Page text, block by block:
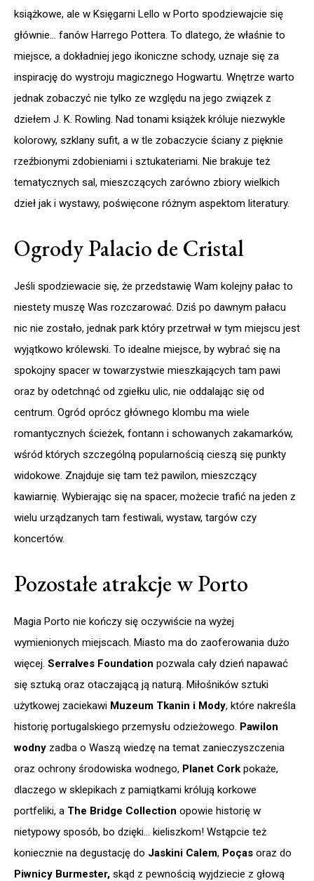
książkowe, ale w Księgarni Lello w Porto spodziewajcie się
głównie… fanów Harrego Pottera. To dlatego, że właśnie to
miejsce, a dokładniej jego ikoniczne schody, uznaje się za
inspirację do wystroju magicznego Hogwartu. Wnętrze warto
jednak zobaczyć nie tylko ze względu na jego związek z
dziełem J. K. Rowling. Nad tonami książek króluje niezwykle
kolorowy, szklany sufit, a w tle zobaczycie ściany z pięknie
rzeźbionymi zdobieniami i sztukateriami. Nie brakuje też
tematycznych sal, mieszczących zarówno zbiory wielkich
dzieł jak i wystawy, poświęcone różnym aspektom literatury.
Ogrody Palacio de Cristal
Jeśli spodziewacie się, że przedstawię Wam kolejny pałac to
niestety muszę Was rozczarować. Dziś po dawnym pałacu
nic nie zostało, jednak park który przetrwał w tym miejscu jest
wyjątkowo królewski. To idealne miejsce, by wybrać się na
spokojny spacer w towarzystwie mieszkających tam pawi
oraz by odetchnąć od zgiełku ulic, nie oddalając się od
centrum. Ogród oprócz głównego klombu ma wiele
romantycznych ścieżek, fontann i schowanych zakamarków,
wśród których szczególną popularnością cieszą się punkty
widokowe. Znajduje się tam też pawilon, mieszczący
kawiarnię. Wybierając się na spacer, możecie trafić na jeden z
wielu urządzanych tam festiwali, wystaw, targów czy
koncertów.
Pozostałe atrakcje w Porto
Magia Porto nie kończy się oczywiście na wyżej
wymienionych miejscach. Miasto ma do zaoferowania dużo
więcej. Serralves Foundation pozwala cały dzień napawać
się sztuką oraz otaczającą ją naturą. Miłośników sztuki
użytkowej zaciekawi Muzeum Tkanin i Mody, które nakreśla
historię portugalskiego przemysłu odzieżowego. Pawilon
wodny zadba o Waszą wiedzę na temat zanieczyszczenia
oraz ochrony środowiska wodnego, Planet Cork pokaże,
dlaczego w sklepikach z pamiątkami królują korkowe
portfeliki, a The Bridge Collection opowie historię w
nietypowy sposób, bo dzięki… kieliszkom! Wstąpcie też
koniecznie na degustację do Jaskini Calem, Poças oraz do
Piwnicy Burmester, skąd z pewnością wyjdziecie z głową